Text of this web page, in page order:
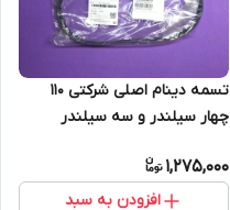
تسمه دینام اصلی شرکتی 110
چهار سیلندر و سه سیلندر
1,275,000
افزودن به سبد